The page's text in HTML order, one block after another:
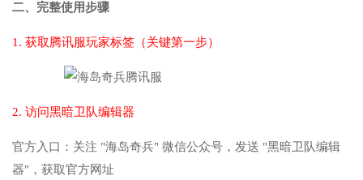
二、完整使用步骤
1. 获取腾讯服玩家标签（关键第一步）
2. 访问黑暗卫队编辑器
官方入口：关注 "海岛奇兵" 微信公众号，发送 "黑暗卫队编辑
器"，获取官方网址